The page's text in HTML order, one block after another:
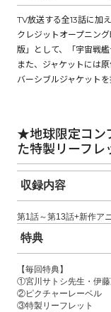
TV放送する全13話に加
クレジットオープニン
版」として、「宇宙戦
また、ジャケットには
バーシブルジャケット
★地球限定コン
た特製リーフレ
収録内容
第1話～第13話+新作ア
特典
【毎回特典】
①宮川サトシ先生・伊藤
②ピクチャーレーベル
③特製リーフレット